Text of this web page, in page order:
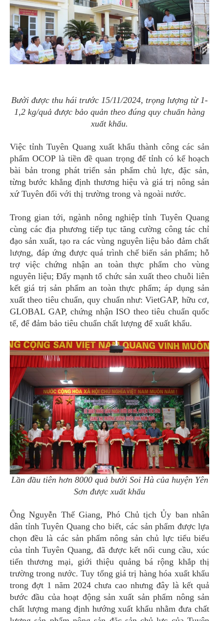
Bưởi được thu hái trước 15/11/2024, trọng lượng từ 1-
1,2 kg/quả được bảo quản theo đúng quy chuẩn hàng
xuất khẩu.
Việc tỉnh Tuyên Quang xuất khẩu thành công các sản
phẩm OCOP là tiền đề quan trọng để tỉnh có kế hoạch
bài bản trong phát triển sản phẩm chủ lực, đặc sản,
từng bước khẳng định thương hiệu và giá trị nông sản
xứ Tuyên đối với thị trường trong và ngoài nước.
Trong gian tới, ngành nông nghiệp tỉnh Tuyên Quang
cùng các địa phương tiếp tục tăng cường công tác chỉ
đạo sản xuất, tạo ra các vùng nguyên liệu bảo đảm chất
lượng, đáp ứng được quá trình chế biến sản phẩm; hỗ
trợ việc chứng nhận an toàn thực phẩm cho vùng
nguyên liệu; Đẩy mạnh tổ chức sản xuất theo chuỗi liên
kết giá trị sản phẩm an toàn thực phẩm; áp dụng sản
xuất theo tiêu chuẩn, quy chuẩn như: VietGAP, hữu cơ,
GLOBAL GAP, chứng nhận ISO theo tiêu chuẩn quốc
tế, để đảm bảo tiêu chuẩn chất lượng để xuất khẩu.
Lần đầu tiên hơn 8000 quả bưởi Soi Hà của huyện Yên
Sơn được xuất khẩu
Ông Nguyễn Thế Giang, Phó Chủ tịch Ủy ban nhân
dân tỉnh Tuyên Quang cho biết, các sản phẩm được lựa
chọn đều là các sản phẩm nông sản chủ lực tiểu biểu
của tỉnh Tuyên Quang, đã được kết nối cung cầu, xúc
tiến thương mại, giới thiệu quảng bá rộng khắp thị
trường trong nước. Tuy tổng giá trị hàng hóa xuất khẩu
trong đợt 1 năm 2024 chưa cao nhưng đây là kết quả
bước đầu của hoạt động sản xuất sản phẩm nông sản
chất lượng mang định hướng xuất khẩu nhằm đưa chất